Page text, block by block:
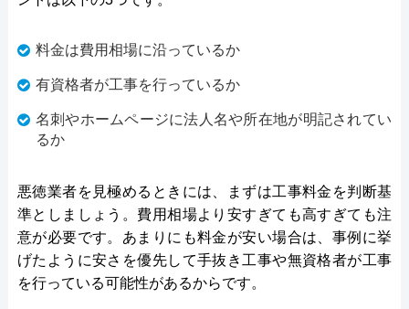
料金は費用相場に沿っているか
有資格者が工事を行っているか
名刺やホームページに法人名や所在地が明記されてい
るか
悪徳業者を見極めるときには、まずは工事料金を判断基
準としましょう。費用相場より安すぎても高すぎても注
意が必要です。あまりにも料金が安い場合は、事例に挙
げたように安さを優先して手抜き工事や無資格者が工事
を行っている可能性があるからです。